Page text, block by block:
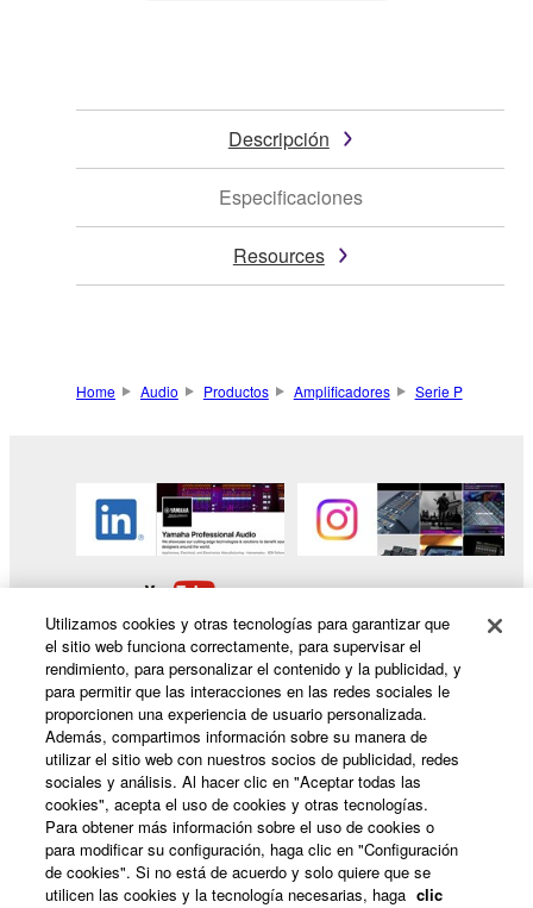
Descripción
Especificaciones
Resources
Home Audio Productos Amplificadores Serie P
Productos y soluciones
Noticias
Utilizamos cookies y otras tecnologías para garantizar que
el sitio web funciona correctamente, para supervisar el
rendimiento, para personalizar el contenido y la publicidad, y
para permitir que las interacciones en las redes sociales le
proporcionen una experiencia de usuario personalizada.
Además, compartimos información sobre su manera de
utilizar el sitio web con nuestros socios de publicidad, redes
sociales y análisis. Al hacer clic en "Aceptar todas las
cookies", acepta el uso de cookies y otras tecnologías.
Para obtener más información sobre el uso de cookies o
para modificar su configuración, haga clic en "Configuración
de cookies". Si no está de acuerdo y solo quiere que se
utilicen las cookies y la tecnología necesarias, haga clic